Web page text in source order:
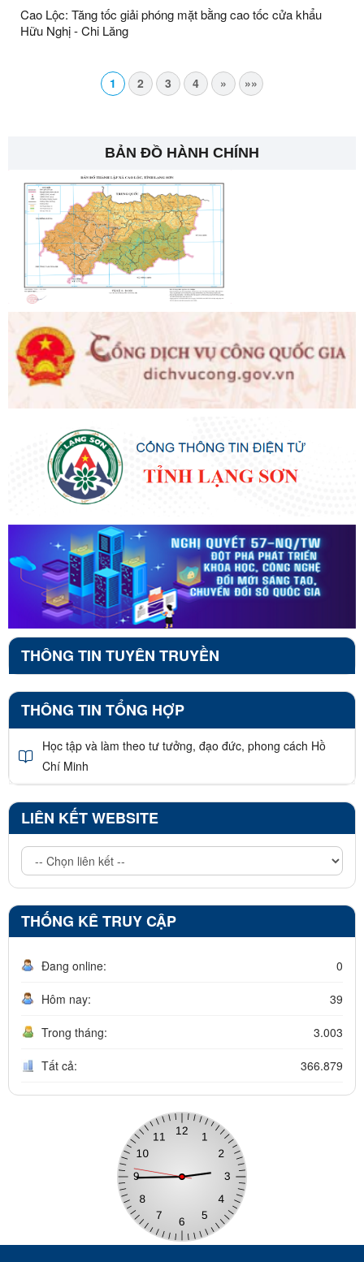
Cao Lộc: Tăng tốc giải phóng mặt bằng cao tốc cửa khẩu
Hữu Nghị - Chi Lăng
1 2 3 4 » »»
BẢN ĐỒ HÀNH CHÍNH
THÔNG TIN TUYÊN TRUYỀN
THÔNG TIN TỔNG HỢP
Học tập và làm theo tư tưởng, đạo đức, phong cách Hồ
Chí Minh
LIÊN KẾT WEBSITE
THỐNG KÊ TRUY CẬP
Đang online: 0
Hôm nay: 39
Trong tháng: 3.003
Tất cả: 366.879